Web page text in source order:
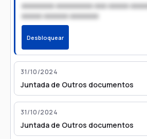
xxxxxxxx xxxxxxxxx xxx xxxxx
xxxxx xxxxxx xxxxxxx
Desbloquear
31/10/2024
Juntada de Outros documentos
31/10/2024
Juntada de Outros documentos